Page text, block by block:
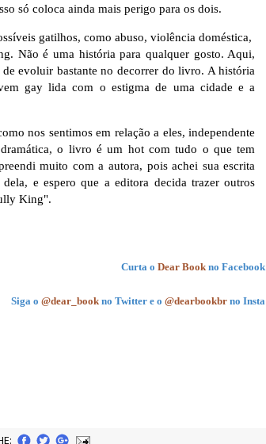
só coloca ainda mais perigo para os dois.
gatilhos, como abuso, violência doméstica,
Não é uma história para qualquer gosto. Aqui,
evoluir bastante no decorrer do livro. A história
gay lida com o estigma de uma cidade e a
nos sentimos em relação a eles, independente
o livro é um hot com tudo o que tem
muito com a autora, pois achei sua escrita
e espero que a editora decida trazer outros
King".
Curta oDear Book no Facebook
Siga o@dear_book no Twitter e o@dearbookbr no Insta